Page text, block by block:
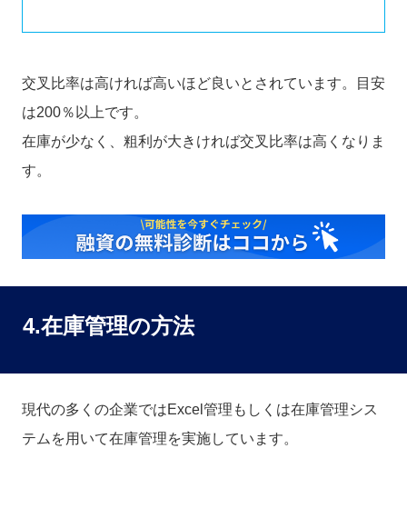
交叉比率は高ければ高いほど良いとされています。目安
は200％以上です。
在庫が少なく、粗利が大きければ交叉比率は高くなりま
す。
4.在庫管理の方法
現代の多くの企業ではExcel管理もしくは在庫管理シス
テムを用いて在庫管理を実施しています。